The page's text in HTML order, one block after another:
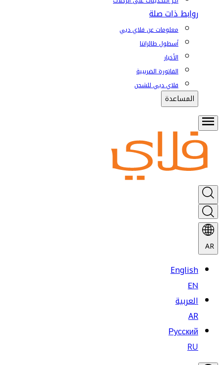
روابط ذات صلة
معلومات عن فلاي دبي
أسطول طائراتنا
الأخبار
الفاتورة الضريبية
فلاي دبي للشحن
المساعدة
AR
English
EN
العربية
AR
Русский
RU